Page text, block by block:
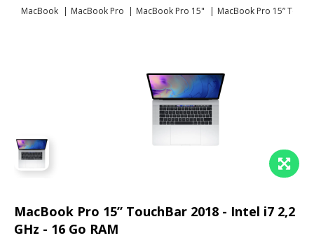
MacBook MacBook Pro MacBook Pro 15" MacBook Pro 15”
MacBook Pro 15” TouchBar 2018 - Intel i7 2,2
GHz - 16 Go RAM